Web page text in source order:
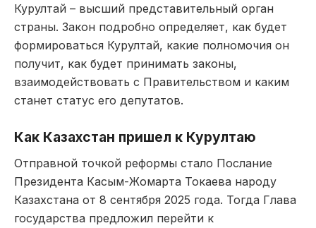
Курултай – высший представительный орган
страны. Закон подробно определяет, как будет
формироваться Курултай, какие полномочия он
получит, как будет принимать законы,
взаимодействовать с Правительством и каким
станет статус его депутатов.
Как Казахстан пришел к Курултаю
Отправной точкой реформы стало Послание
Президента Касым-Жомарта Токаева народу
Казахстана от 8 сентября 2025 года. Тогда Глава
государства предложил перейти к